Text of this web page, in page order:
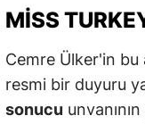
MISS
Cemre Ülker'in bu
resmi bir duyuru
sonucu